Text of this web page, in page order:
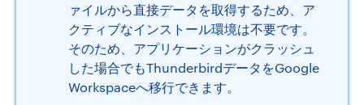
ァイルから直接データを取得するため、ア
クティブなインストール環境は不要です。
そのため、アプリケーションがクラッシュ
した場合でもThunderbirdデータをGoogle
Workspaceへ移行できます。